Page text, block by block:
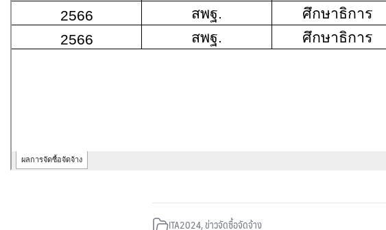
ITA2024,ข่าวจัดซื้อจัดจ้าง